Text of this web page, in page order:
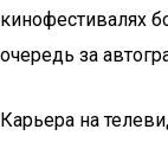
кинофестивалях
очередь за
Карьера на